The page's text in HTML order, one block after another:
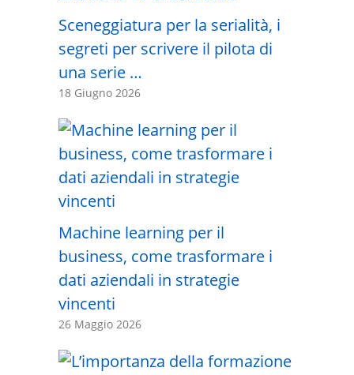
Sceneggiatura per la serialità, i
segreti per scrivere il pilota di
una serie …
18 Giugno 2026
Machine learning per il
business, come trasformare i
dati aziendali in strategie
vincenti
26 Maggio 2026